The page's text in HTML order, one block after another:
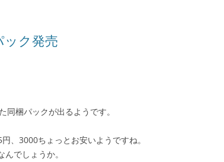
ク発売
梱パックが出るようです。
、3000ちょっとお安いようですね。
でしょうか。